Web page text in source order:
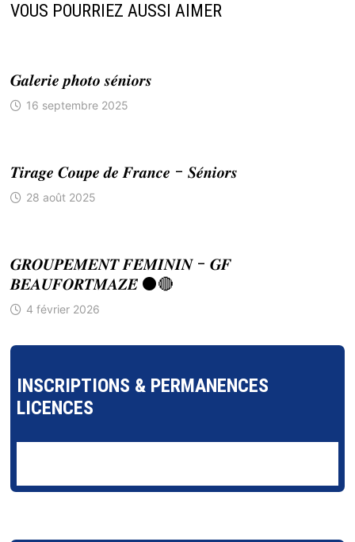
VOUS POURRIEZ AUSSI AIMER
𝑮𝒂𝒍𝒆𝒓𝒊𝒆 𝒑𝒉𝒐𝒕𝒐 𝒔𝒆́𝒏𝒊𝒐𝒓𝒔
16 septembre 2025
𝑻𝒊𝒓𝒂𝒈𝒆 𝑪𝒐𝒖𝒑𝒆 𝒅𝒆 𝑭𝒓𝒂𝒏𝒄𝒆 – 𝑺𝒆́𝒏𝒊𝒐𝒓𝒔
28 août 2025
𝑮𝑹𝑶𝑼𝑷𝑬𝑴𝑬𝑵𝑻 𝑭𝑬́𝑴𝑰𝑵𝑰𝑵 – 𝑮𝑭
𝑩𝑬𝑨𝑼𝑭𝑶𝑹𝑻𝑴𝑨𝒁𝑬́ ⚫🔴
4 février 2026
INSCRIPTIONS & PERMANENCES
LICENCES